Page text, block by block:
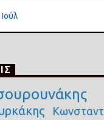
Ιούλ